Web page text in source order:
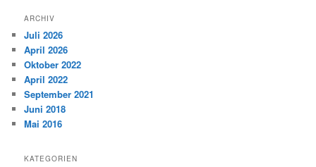
ARCHIV
Juli 2026
April 2026
Oktober 2022
April 2022
September 2021
Juni 2018
Mai 2016
KATEGORIEN